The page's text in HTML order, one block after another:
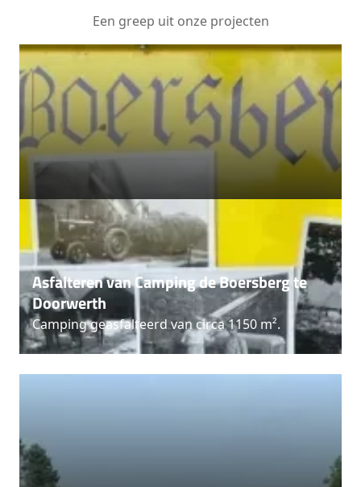
Een greep uit onze projecten
Asfalteren van Camping de Boersberg te
Doorwerth
Camping geasfalteerd van circa 1150 m².